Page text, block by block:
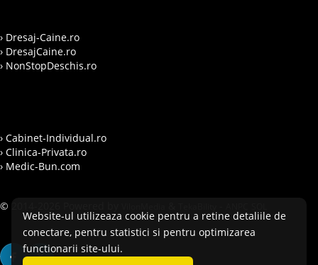
› Dresaj-Caine.ro
› DresajCaine.ro
› NonStopDeschis.ro
› Cabinet-Individual.ro
› Clinica-Privata.ro
› Medic-Bun.com
© 2014-2026 Powered by
Website-ul utilizeaza cookie pentru a retine detaliile de
conectare, pentru statistici si pentru optimizarea
functionarii site-ului.